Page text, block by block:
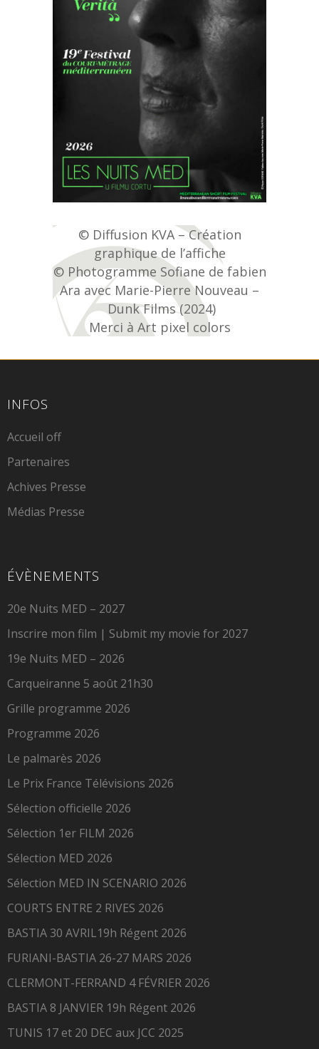
© Diffusion KVA – Création
graphique de l’affiche
© Photogramme Sofiane de fabien
Ara avec Marie-Pierre Nouveau –
Dunk Films (2024)
Merci à Art pixel colors
INFOS
Accueil off
Partenaires
Achives Presse
Médias Presse
ÉVÈNEMENTS
20e Nuits MED – 2027
Inscrire mon film | Submit my movie for 2027
19e Nuits MED – 2026
Carqueiranne 5 août 21h30
Grille programme 2026
Programme 2026
Le palmarès 2026
Le Prix France Télévisions 2026
Sélection officielle 2026
Sélection 1er FILM 2026
Sélection MED 2026
Sélection MED IN SCENARIO 2026
COURTS ENTRE 2 RIVES 2026
BASTIA 30 AVRIL19h Régent 2026
FURIANI-BASTIA 26-27 MARS 2026
CLERMONT-FERRAND 4 FÉVRIER 2026
BASTIA 8 JANVIER 19h Régent 2026
TUNIS 17 et 20 DEC aux JCC 2025